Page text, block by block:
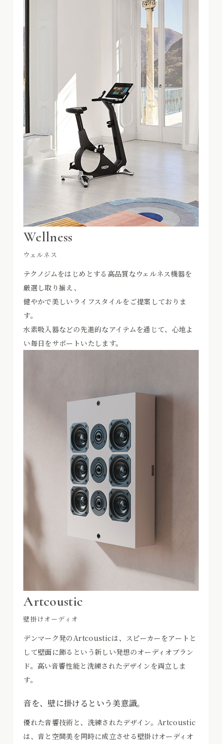
Wellness
ウェルネス
テクノジムをはじめとする高品質なウェルネス機器を
厳選し取り揃え、
健やかで美しいライフスタイルをご提案しておりま
す。
水素吸入器などの先進的なアイテムを通じて、心地よ
い毎日をサポートいたします。
Artcoustic
壁掛けオーディオ
デンマーク発のArtcousticは、スピーカーをアートと
して壁面に飾るという新しい発想のオーディオブラン
ド。高い音響性能と洗練されたデザインを両立しま
す。
音を、壁に掛けるという美意識。
優れた音響技術と、洗練されたデザイン。Artcoustic
は、音と空間美を同時に成立させる壁掛けオーディオ